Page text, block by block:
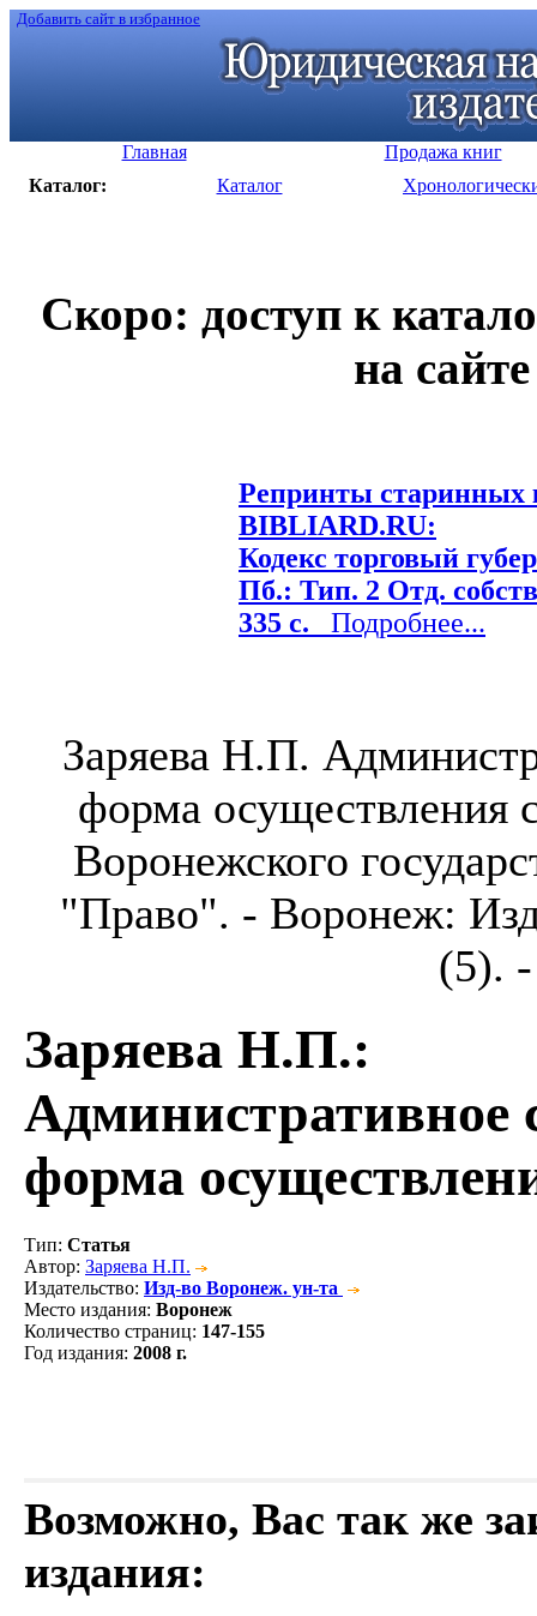
Добавить сайт в избранное
Главная
Продажа книг
Каталог:
Каталог
Скоро: доступ к
на
Репринты старинных
BIBLIARD.RU:
Кодекс торговый
Пб.: Тип. 2 Отд.
335 с. Подробнее...
Заряева Н.П.
форма осуществления
Воронежского
"Право". - Воронеж:
(5).
Заряева Н.П.:
Административное
форма
Тип: Статья
Автор: Заряева Н.П.
Издательство: Изд-во Воронеж. ун-та
Место издания: Воронеж
Количество страниц: 147-155
Год издания: 2008 г.
Возможно, Вас так же
издания: